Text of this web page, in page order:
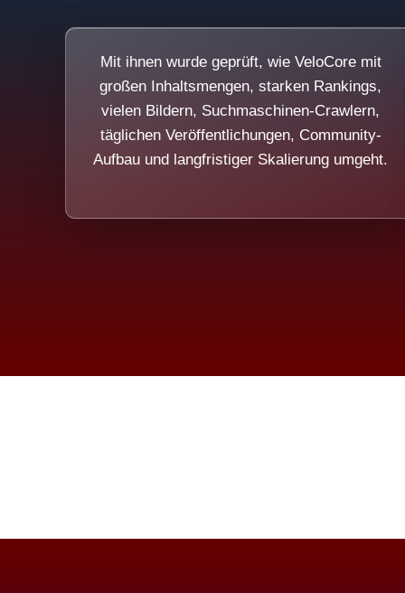
Mit ihnen wurde geprüft, wie VeloCore mit
großen Inhaltsmengen, starken Rankings,
vielen Bildern, Suchmaschinen-Crawlern,
täglichen Veröffentlichungen, Community-
Aufbau und langfristiger Skalierung umgeht.